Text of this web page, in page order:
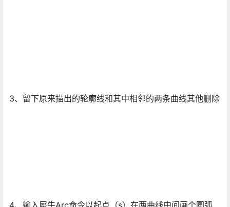
3、留下原来描出的轮廓线和其中相邻的两条曲线其他删除